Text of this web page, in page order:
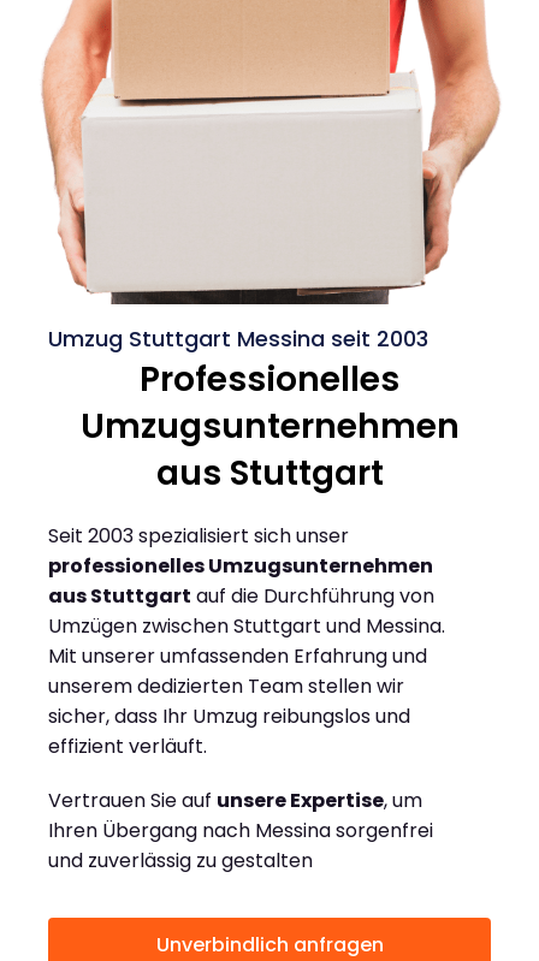
Umzug Stuttgart Messina seit 2003
Professionelles
Umzugsunternehmen
aus Stuttgart
Seit 2003 spezialisiert sich unser
professionelles Umzugsunternehmen
aus Stuttgart auf die Durchführung von
Umzügen zwischen Stuttgart und Messina.
Mit unserer umfassenden Erfahrung und
unserem dedizierten Team stellen wir
sicher, dass Ihr Umzug reibungslos und
effizient verläuft.
Vertrauen Sie auf unsere Expertise, um
Ihren Übergang nach Messina sorgenfrei
und zuverlässig zu gestalten
Unverbindlich anfragen